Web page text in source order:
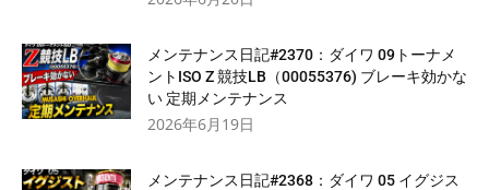
メンテナンス日記#2370：ダイワ 09トーナメ
ントISO Z 競技LB（00055376) ブレーキ効かな
い 定期メンテナンス
2026年6月19日
メンテナンス日記#2368：ダイワ 05 イグジス